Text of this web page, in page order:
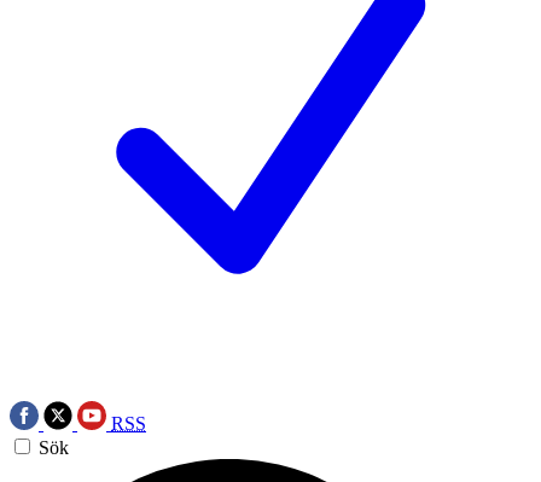
RSS
Sök